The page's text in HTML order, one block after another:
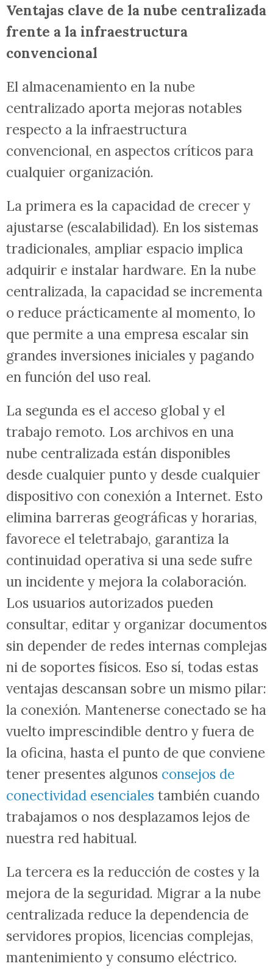
Ventajas clave de la nube centralizada
frente a la infraestructura
convencional
El almacenamiento en la nube
centralizado aporta mejoras notables
respecto a la infraestructura
convencional, en aspectos críticos para
cualquier organización.
La primera es la capacidad de crecer y
ajustarse (escalabilidad). En los sistemas
tradicionales, ampliar espacio implica
adquirir e instalar hardware. En la nube
centralizada, la capacidad se incrementa
o reduce prácticamente al momento, lo
que permite a una empresa escalar sin
grandes inversiones iniciales y pagando
en función del uso real.
La segunda es el acceso global y el
trabajo remoto. Los archivos en una
nube centralizada están disponibles
desde cualquier punto y desde cualquier
dispositivo con conexión a Internet. Esto
elimina barreras geográficas y horarias,
favorece el teletrabajo, garantiza la
continuidad operativa si una sede sufre
un incidente y mejora la colaboración.
Los usuarios autorizados pueden
consultar, editar y organizar documentos
sin depender de redes internas complejas
ni de soportes físicos. Eso sí, todas estas
ventajas descansan sobre un mismo pilar:
la conexión. Mantenerse conectado se ha
vuelto imprescindible dentro y fuera de
la oficina, hasta el punto de que conviene
tener presentes algunos consejos de
conectividad esenciales también cuando
trabajamos o nos desplazamos lejos de
nuestra red habitual.
La tercera es la reducción de costes y la
mejora de la seguridad. Migrar a la nube
centralizada reduce la dependencia de
servidores propios, licencias complejas,
mantenimiento y consumo eléctrico.